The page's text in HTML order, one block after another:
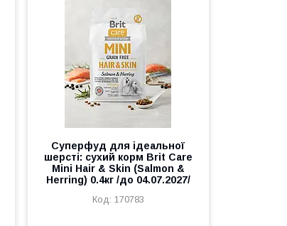
Суперфуд для ідеальної
шерсті: сухий корм Brit Care
Mini Hair & Skin (Salmon &
Herring) 0.4кг /до 04.07.2027/
170783